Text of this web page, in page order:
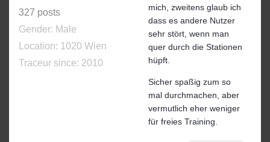
327 posts
Gender: Male
Location: 1020 Wien
Traceur since: 2010
mich, zweitens glaub ich
dass es andere Nutzer
sehr stört, wenn man
quer durch die Stationen
hüpft.
Sicher spaßig zum so
mal durchmachen, aber
vermutlich eher weniger
für freies Training.